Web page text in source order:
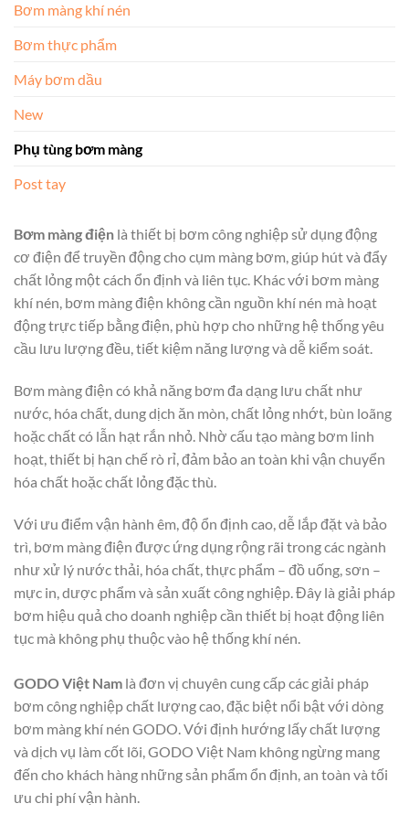
Bơm màng khí nén
Bơm thực phẩm
Máy bơm dầu
New
Phụ tùng bơm màng
Post tay
Bơm màng điện là thiết bị bơm công nghiệp sử dụng động
cơ điện để truyền động cho cụm màng bơm, giúp hút và đẩy
chất lỏng một cách ổn định và liên tục. Khác với bơm màng
khí nén, bơm màng điện không cần nguồn khí nén mà hoạt
động trực tiếp bằng điện, phù hợp cho những hệ thống yêu
cầu lưu lượng đều, tiết kiệm năng lượng và dễ kiểm soát.
Bơm màng điện có khả năng bơm đa dạng lưu chất như
nước, hóa chất, dung dịch ăn mòn, chất lỏng nhớt, bùn loãng
hoặc chất có lẫn hạt rắn nhỏ. Nhờ cấu tạo màng bơm linh
hoạt, thiết bị hạn chế rò rỉ, đảm bảo an toàn khi vận chuyển
hóa chất hoặc chất lỏng đặc thù.
Với ưu điểm vận hành êm, độ ổn định cao, dễ lắp đặt và bảo
trì, bơm màng điện được ứng dụng rộng rãi trong các ngành
như xử lý nước thải, hóa chất, thực phẩm – đồ uống, sơn –
mực in, dược phẩm và sản xuất công nghiệp. Đây là giải pháp
bơm hiệu quả cho doanh nghiệp cần thiết bị hoạt động liên
tục mà không phụ thuộc vào hệ thống khí nén.
GODO Việt Nam là đơn vị chuyên cung cấp các giải pháp
bơm công nghiệp chất lượng cao, đặc biệt nổi bật với dòng
bơm màng khí nén GODO. Với định hướng lấy chất lượng
và dịch vụ làm cốt lõi, GODO Việt Nam không ngừng mang
đến cho khách hàng những sản phẩm ổn định, an toàn và tối
ưu chi phí vận hành.